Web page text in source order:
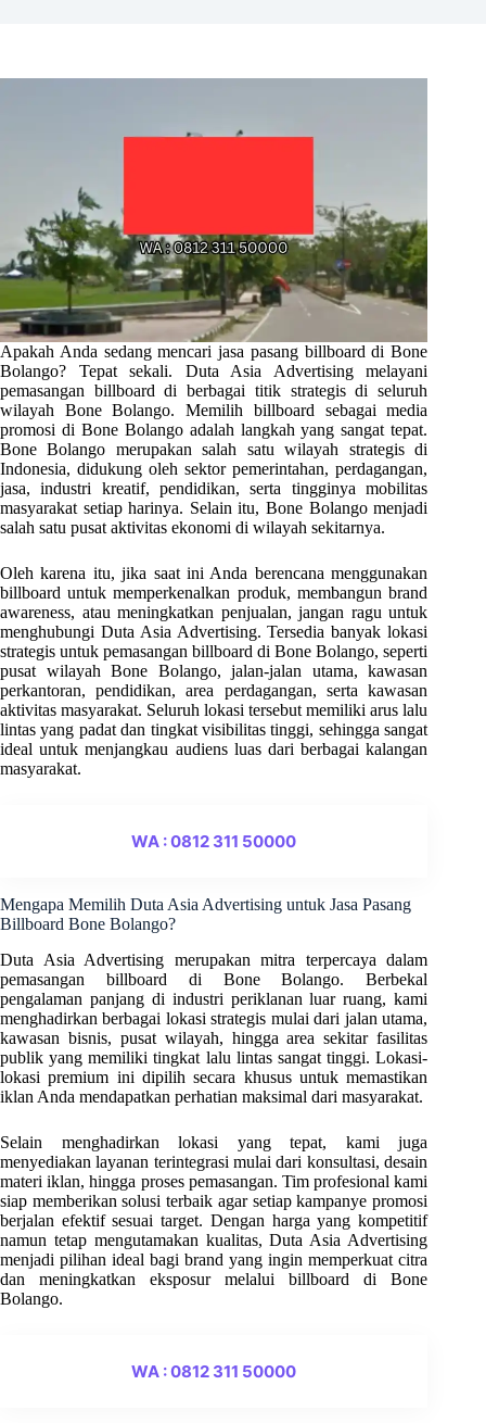
Apakah Anda sedang mencari jasa pasang billboard di Bone
Bolango? Tepat sekali. Duta Asia Advertising melayani
pemasangan billboard di berbagai titik strategis di seluruh
wilayah Bone Bolango. Memilih billboard sebagai media
promosi di Bone Bolango adalah langkah yang sangat tepat.
Bone Bolango merupakan salah satu wilayah strategis di
Indonesia, didukung oleh sektor pemerintahan, perdagangan,
jasa, industri kreatif, pendidikan, serta tingginya mobilitas
masyarakat setiap harinya. Selain itu, Bone Bolango menjadi
salah satu pusat aktivitas ekonomi di wilayah sekitarnya.
Oleh karena itu, jika saat ini Anda berencana menggunakan
billboard untuk memperkenalkan produk, membangun brand
awareness, atau meningkatkan penjualan, jangan ragu untuk
menghubungi Duta Asia Advertising. Tersedia banyak lokasi
strategis untuk pemasangan billboard di Bone Bolango, seperti
pusat wilayah Bone Bolango, jalan-jalan utama, kawasan
perkantoran, pendidikan, area perdagangan, serta kawasan
aktivitas masyarakat. Seluruh lokasi tersebut memiliki arus lalu
lintas yang padat dan tingkat visibilitas tinggi, sehingga sangat
ideal untuk menjangkau audiens luas dari berbagai kalangan
masyarakat.
WA : 0812 311 50000
Mengapa Memilih Duta Asia Advertising untuk Jasa Pasang
Billboard Bone Bolango?
Duta Asia Advertising merupakan mitra terpercaya dalam
pemasangan billboard di Bone Bolango. Berbekal
pengalaman panjang di industri periklanan luar ruang, kami
menghadirkan berbagai lokasi strategis mulai dari jalan utama,
kawasan bisnis, pusat wilayah, hingga area sekitar fasilitas
publik yang memiliki tingkat lalu lintas sangat tinggi. Lokasi-
lokasi premium ini dipilih secara khusus untuk memastikan
iklan Anda mendapatkan perhatian maksimal dari masyarakat.
Selain menghadirkan lokasi yang tepat, kami juga
menyediakan layanan terintegrasi mulai dari konsultasi, desain
materi iklan, hingga proses pemasangan. Tim profesional kami
siap memberikan solusi terbaik agar setiap kampanye promosi
berjalan efektif sesuai target. Dengan harga yang kompetitif
namun tetap mengutamakan kualitas, Duta Asia Advertising
menjadi pilihan ideal bagi brand yang ingin memperkuat citra
dan meningkatkan eksposur melalui billboard di Bone
Bolango.
WA : 0812 311 50000